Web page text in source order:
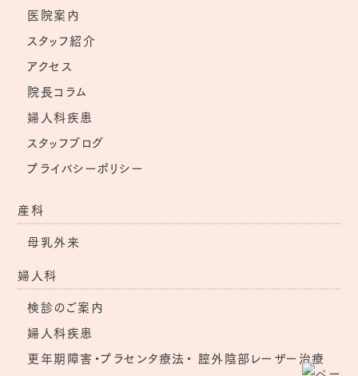
医院案内
スタッフ紹介
アクセス
院長コラム
婦人科疾患
スタッフブログ
プライバシーポリシー
産科
母乳外来
婦人科
検診のご案内
婦人科疾患
更年期障害・プラセンタ療法・ 膣外陰部レーザー治療